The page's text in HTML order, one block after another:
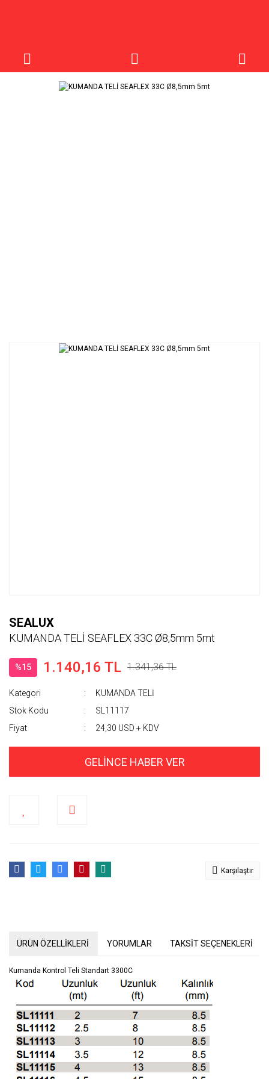
SEALUX
KUMANDA TELİ SEAFLEX 33C Ø8,5mm 5mt
%15 1.140,16 TL 1.341,36 TL
Kategori
KUMANDA TELİ
Stok Kodu
SL11117
Fiyat
24,30 USD + KDV
GELİNCE HABER VER
Karşılaştır
ÜRÜN ÖZELLİKLERİ YORUMLAR TAKSİT SEÇENEKLERİ
Kumanda Kontrol Teli Standart 3300C